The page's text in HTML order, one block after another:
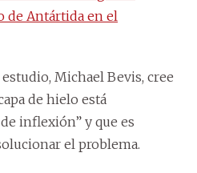
de Antártida en el
Michael Bevis, cree
de hielo está
inflexión” y que es
el problema.